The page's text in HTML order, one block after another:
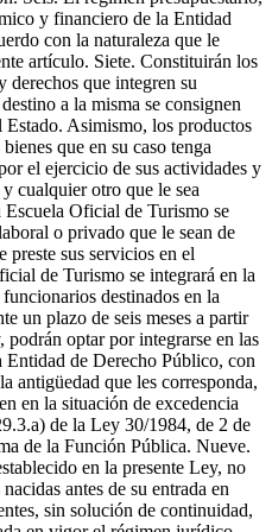
y financiero de la Entidad
con la naturaleza que le
artículo. Siete. Constituirán los
derechos que integren su
a la misma se consignen
Estado. Asimismo, los productos
que en su caso tenga
el ejercicio de sus actividades y
cualquier otro que le sea
Oficial de Turismo se
o privado que le sean de
sus servicios en el
de Turismo se integrará en la
destinados en la
un plazo de seis meses a partir
podrán optar por integrarse en las
de Derecho Público, con
antigüedad que les corresponda,
en la situación de excedencia
de la Ley 30/1984, de 2 de
de la Función Pública. Nueve.
en la presente Ley, no
antes de su entrada en
sin solución de continuidad,